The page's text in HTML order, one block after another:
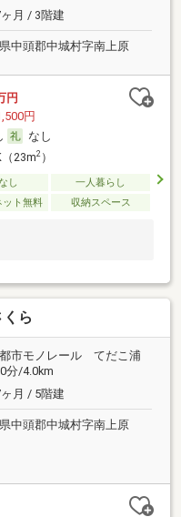
月 / 3階建
中頭郡中城村字南上原
円
円
なし
23m2）
し
一人暮らし
ット無料 収納スペース
ら
市モノレール てだこ浦
/4.0km
月 / 5階建
中頭郡中城村字南上原